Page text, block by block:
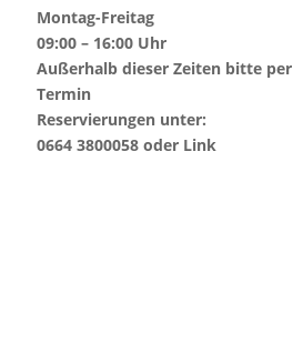
Montag-Freitag
09:00 – 16:00 Uhr
Außerhalb dieser Zeiten bitte per
Termin
Reservierungen unter:
0664 3800058 oder Link